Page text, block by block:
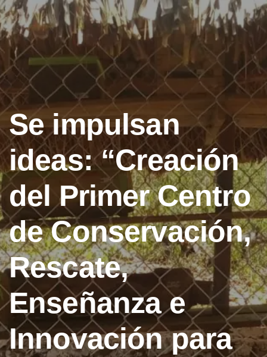
Se impulsan
ideas: “Creación
del Primer Centro
de Conservación,
Rescate,
Enseñanza e
Innovación para